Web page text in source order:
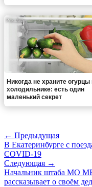
Никогда не храните огурцы
холодильнике: есть один
маленький секрет
← Предыдущая
В Екатеринбурге с
COVID-19
Следующая →
Начальник штаба МО
рассказывает о своём